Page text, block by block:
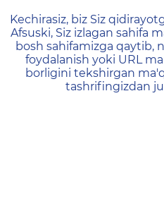
404 —
Kechirasiz, biz Siz
Afsuski, Siz izlagan sahifa
bosh sahifamizga qaytib,
foydalanish yoki URL
borligini tekshirgan
tashrifingizdan